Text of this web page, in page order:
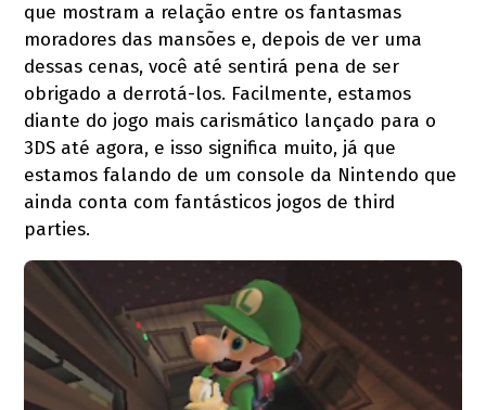
que mostram a relação entre os fantasmas
moradores das mansões e, depois de ver uma
dessas cenas, você até sentirá pena de ser
obrigado a derrotá-los. Facilmente, estamos
diante do jogo mais carismático lançado para o
3DS até agora, e isso significa muito, já que
estamos falando de um console da Nintendo que
ainda conta com fantásticos jogos de third
parties.